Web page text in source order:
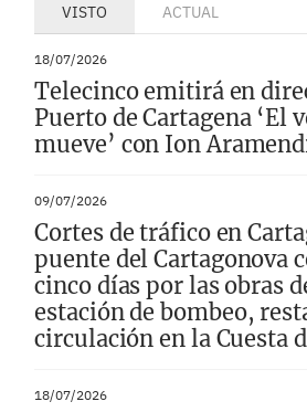
VISTO ACTUAL
18/07/2026
Telecinco emitirá en
Puerto de Cartagena ‘El
mueve’ con Ion
09/07/2026
Cortes de tráfico en
puente del Cartagonova
cinco días por las obras
estación de bombeo,
circulación en la Cuesta
18/07/2026